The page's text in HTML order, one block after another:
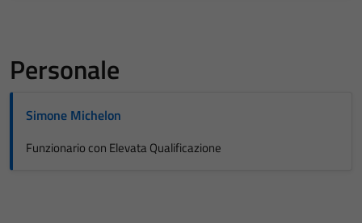
Personale
Simone Michelon
Funzionario con Elevata Qualificazione